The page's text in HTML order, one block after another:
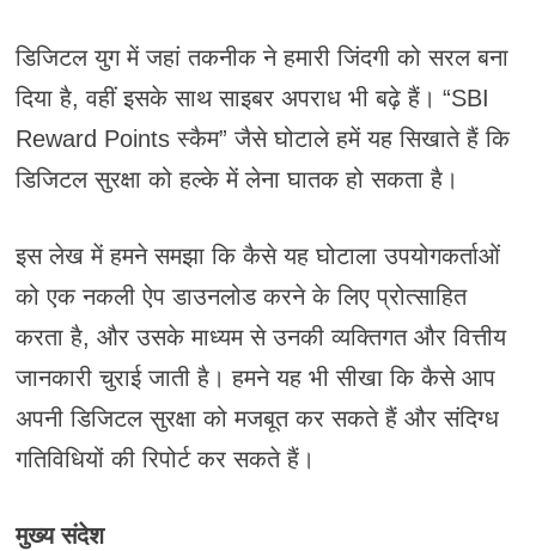
डिजिटल युग में जहां तकनीक ने हमारी जिंदगी को सरल बना
दिया है, वहीं इसके साथ साइबर अपराध भी बढ़े हैं। “SBI
Reward Points स्कैम” जैसे घोटाले हमें यह सिखाते हैं कि
डिजिटल सुरक्षा को हल्के में लेना घातक हो सकता है।
इस लेख में हमने समझा कि कैसे यह घोटाला उपयोगकर्ताओं
को एक नकली ऐप डाउनलोड करने के लिए प्रोत्साहित
करता है, और उसके माध्यम से उनकी व्यक्तिगत और वित्तीय
जानकारी चुराई जाती है। हमने यह भी सीखा कि कैसे आप
अपनी डिजिटल सुरक्षा को मजबूत कर सकते हैं और संदिग्ध
गतिविधियों की रिपोर्ट कर सकते हैं।
मुख्य संदेश